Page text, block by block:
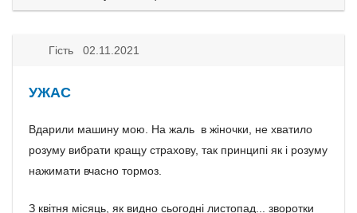
Гість 02.11.2021
УЖАС
Вдарили машину мою. На жаль в жіночки, не хватило
розуму вибрати кращу страхову, так принципі як і розуму
нажимати вчасно тормоз.
З квітня місяць, як видно сьогодні листопад... зворотки